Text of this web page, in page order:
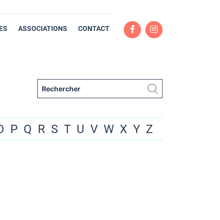
ASSOCIATIONS CONTACT
P Q R S T U V W X Y Z